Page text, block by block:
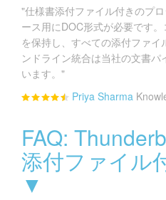
"仕様書添付ファイル付きのプ
ース用にDOC形式が必要です
を保持し、すべての添付ファ
ンドライン統合は当社の文書
います。"
Priya Sharma
FAQ:
添付ファイル
▼